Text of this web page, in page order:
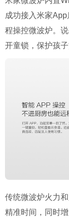
成功接入米家
程操控微波炉。
开童锁，保护孩子
传统微波炉火力
精准时间，同时